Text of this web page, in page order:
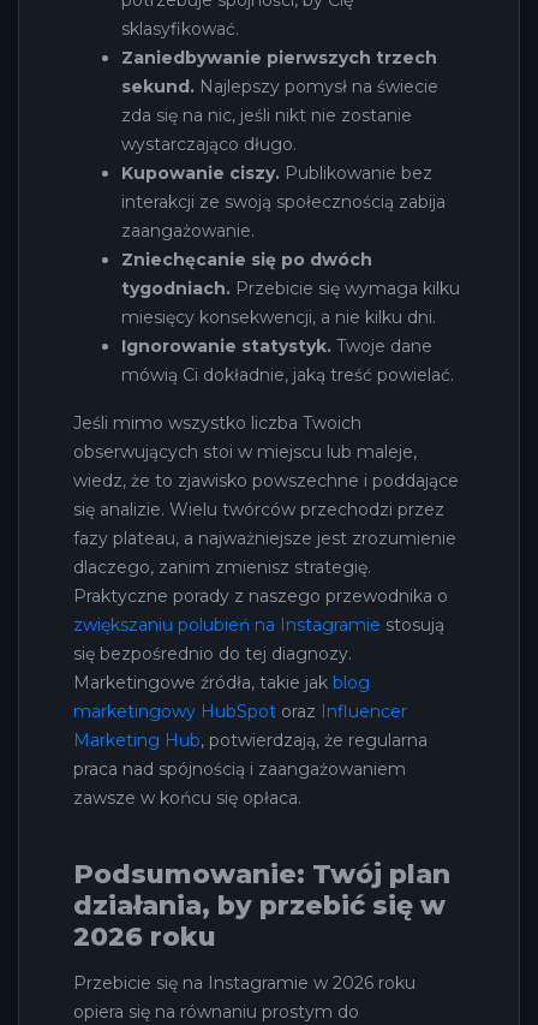
sklasyfikować.
Zaniedbywanie pierwszych trzech
sekund. Najlepszy pomysł na świecie
zda się na nic, jeśli nikt nie zostanie
wystarczająco długo.
Kupowanie ciszy. Publikowanie bez
interakcji ze swoją społecznością zabija
zaangażowanie.
Zniechęcanie się po dwóch
tygodniach. Przebicie się wymaga kilku
miesięcy konsekwencji, a nie kilku dni.
Ignorowanie statystyk. Twoje dane
mówią Ci dokładnie, jaką treść powielać.
Jeśli mimo wszystko liczba Twoich
obserwujących stoi w miejscu lub maleje,
wiedz, że to zjawisko powszechne i poddające
się analizie. Wielu twórców przechodzi przez
fazy plateau, a najważniejsze jest zrozumienie
dlaczego, zanim zmienisz strategię.
Praktyczne porady z naszego przewodnika o
zwiększaniu polubień na Instagramie stosują
się bezpośrednio do tej diagnozy.
Marketingowe źródła, takie jak blog
marketingowy HubSpot oraz Influencer
Marketing Hub, potwierdzają, że regularna
praca nad spójnością i zaangażowaniem
zawsze w końcu się opłaca.
Podsumowanie: Twój plan
działania, by przebić się w
2026 roku
Przebicie się na Instagramie w 2026 roku
opiera się na równaniu prostym do